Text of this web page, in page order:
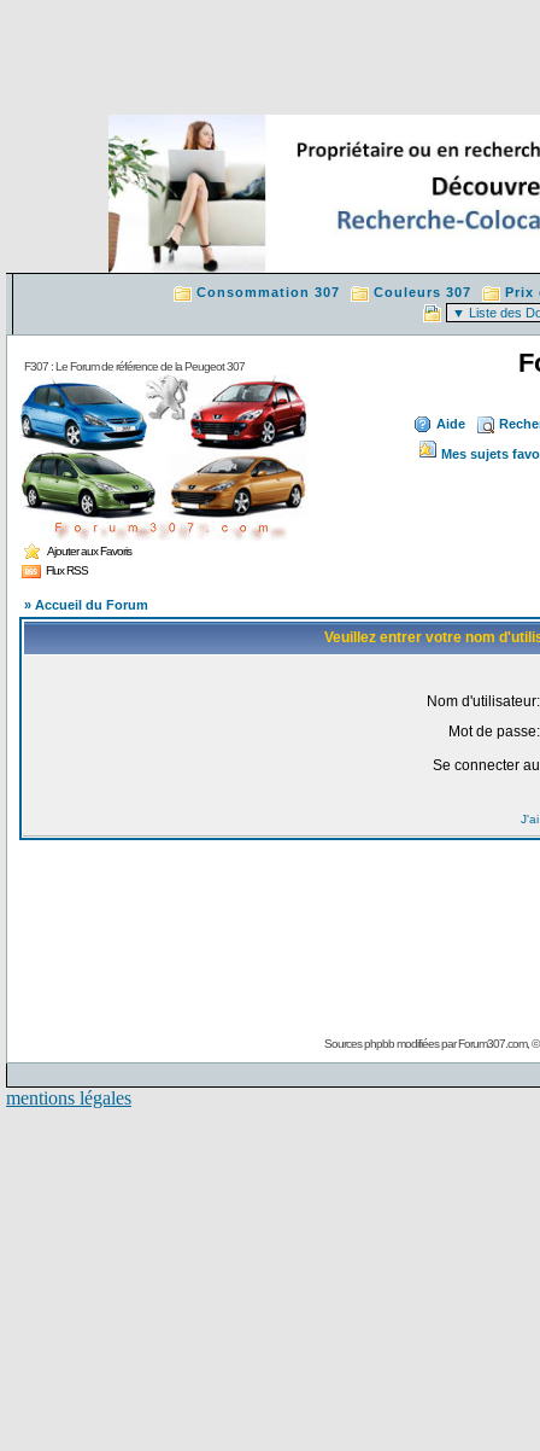
Consommation 307 Couleurs 307 Prix
F307 : Le Forum de référence de la Peugeot 307
Ajouter aux Favoris
Flux RSS
Aide
Mes sujets
» Accueil du Forum
Veuillez entrer votre nom
Nom d'utilisateur:
Mot de passe:
Se connecter
Sources phpbb modifiées parForum307.com, ©
mentions légales